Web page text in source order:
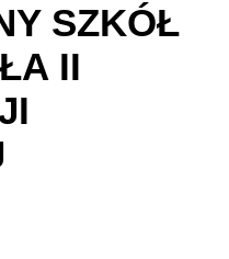
SZKÓŁ
II